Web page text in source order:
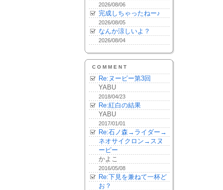
2026/08/06
完成しちゃったねー♪
2026/08/05
なんか涼しいよ？
2026/08/04
COMMENT
Re:ヌーピー第3回
YABU
2018/04/23
Re:紅白の結果
YABU
2017/01/01
Re:石ノ森→ライダー→
ネオサイクロン→スヌ
ーピー
かよこ
2016/05/08
Re:下見を兼ねて一杯ど
お？